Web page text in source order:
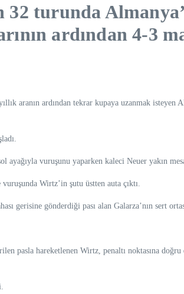
32 turunda
ardından 4-3
aranın ardından tekrar kupaya uzanmak
ayağıyla vuruşunu yaparken kaleci Neuer yakın
Wirtz’in şutu üstten auta çıktı.
gerisine gönderdiği pası alan Galarza’nın sert
pasla hareketlenen Wirtz, penaltı noktasına